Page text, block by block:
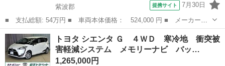
紫波郡
提携サイト 7月30日
■ 支払総額: 54万円 ■ 車両本体価格： 524,000 円 ■ メーカー
名： トヨタ ■ 車種名： シエンタ ■ グレード名： Ｇ 両側パ
ワースライドドア バックカメラ Ｂｌｕｅｔｏｏｔｈオーディオ
フルセグテレビナ...
岩手 紫波郡 シエンタ
トヨタ シエンタ Ｇ ４ＷＤ 寒冷地 衝突被
害軽減システム メモリーナビ バッ…
1,265,000円